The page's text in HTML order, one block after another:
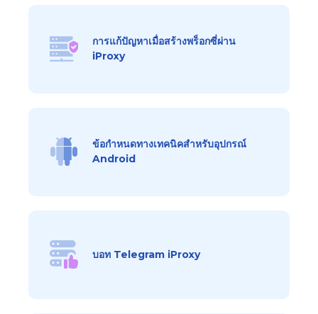
การแก้ปัญหาเมื่อสร้างพร็อกซี่ผ่าน
iProxy
ข้อกำหนดทางเทคนิคสำหรับอุปกรณ์
Android
บอท Telegram iProxy